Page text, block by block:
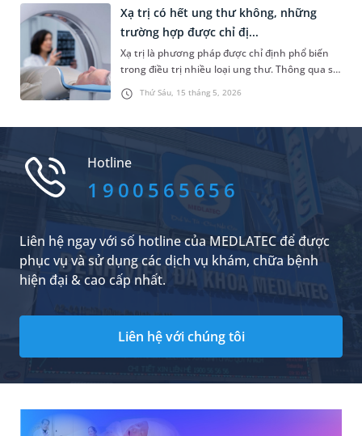
cũng được áp dụng khá phổ biến, đặc biệt đối
với những trường hợp có khối u ác tính đã di
căn. Mời bạn cùng tìm hiểu về thuốc đích là gì
và những tác dụng phụ thường gặp trong bài
viết dưới đây.
Thứ Sáu, 15 tháng 5, 2026
Xạ trị có hết ung thư không, những
trường hợp được chỉ đị...
Xạ trị là phương pháp được chỉ định phổ biến
trong điều trị nhiều loại ung thư. Thông qua sự
tác động của chùm tia mang năng lượng cao,
tế bào gây bệnh có thể bị tiêu diệt. Vậy, xạ trị có
phương pháp xạ trị, trường hợp chỉ định cũng
tổng hợp kiến thức y khoa sau đây.
Hotline
1900565656
Liên hệ ngay với số hotline của MEDLATEC để được
phục vụ và sử dụng các dịch vụ khám, chữa bệnh
hiện đại & cao cấp nhất.
Liên hệ với chúng tôi